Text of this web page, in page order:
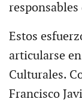
responsables
Estos
articularse
Culturales.
Francisco